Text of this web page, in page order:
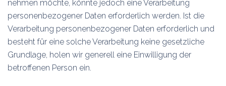
nehmen möchte, könnte jedoch eine Verarbeitung
personenbezogener Daten erforderlich werden. Ist die
Verarbeitung personenbezogener Daten erforderlich und
besteht für eine solche Verarbeitung keine gesetzliche
Grundlage, holen wir generell eine Einwilligung der
betroffenen Person ein.